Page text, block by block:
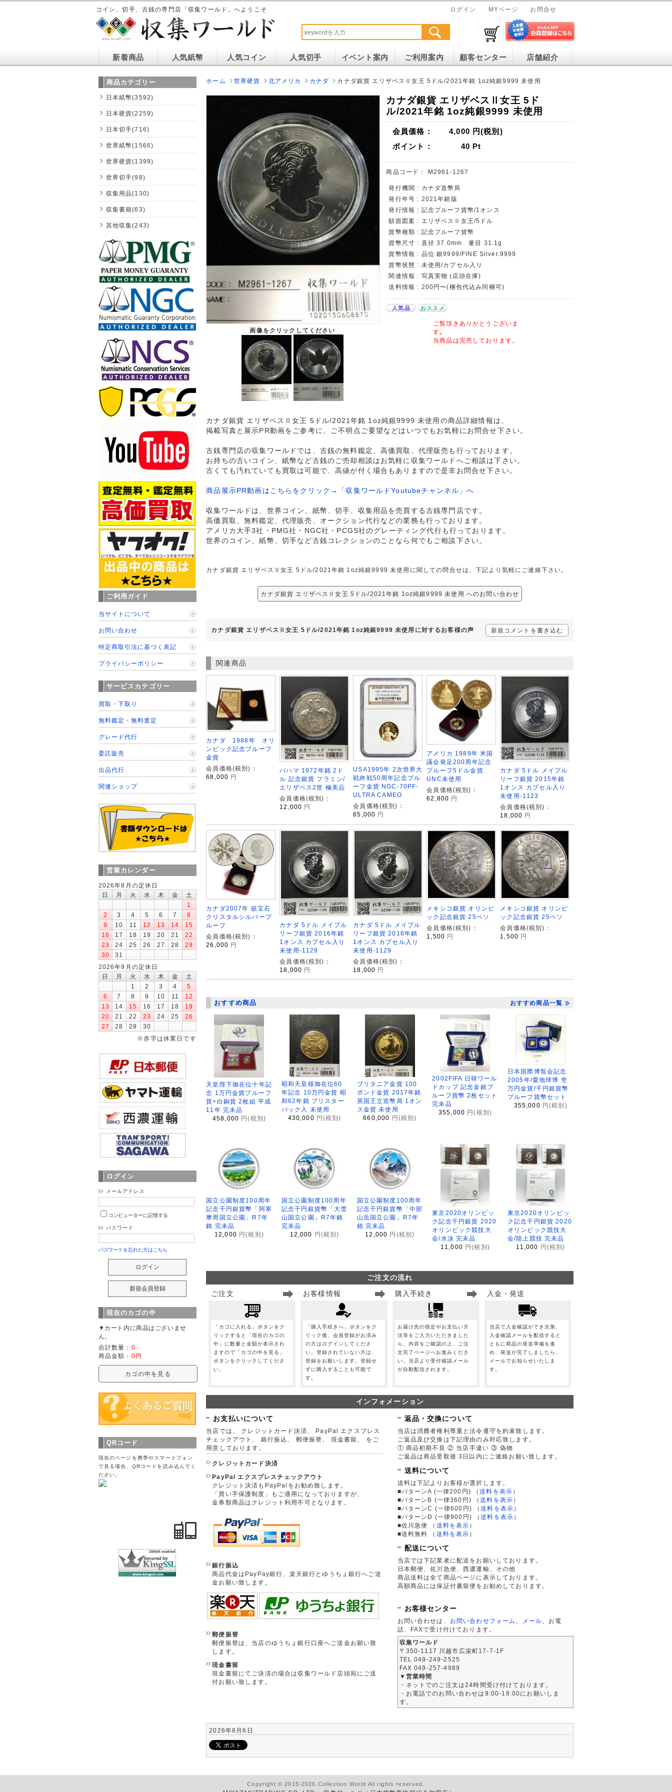
コイン、切手、古銭の専門店「収集ワールド」へようこそ ログイン MYページ お問合せ
新着商品 人気紙幣 人気コイン 人気切手 イベント案内 ご利用案内 顧客センター 店舗紹介
ホーム 世界硬貨 北アメリカ カナダ カナダ銀貨 エリザベスⅡ女王 5ドル/2021年銘 1oz純銀9999 未使用
画像をクリックしてください
カナダ銀貨 エリザベスⅡ女王 5ド
ル/2021年銘 1oz純銀9999 未使用
会員価格： 4,000 円(税別)
ポイント：
40 Pt
商品コード： M2961-1267
発行機関 : カナダ造幣局
発行年号 : 2021年銘版
発行情報 : 記念プルーフ貨幣/1オンス
額面図案 : エリザベスⅡ女王/5ドル
貨幣種類 : 記念プルーフ貨幣
貨幣尺寸 : 直径 37.0mm 量目 31.1g
貨幣情報 : 品位 銀9999/FINE Silver.9999
貨幣状態 : 未使用/カプセル入り
関連情報 : 写真実物 (店頭在庫)
送料情報 : 200円〜(梱包代込み同梱可)
人気品 おススメ
ご覧頂きありがとうございま
す｡
当商品は完売しております。
カナダ銀貨 エリザベスⅡ女王 5ドル/2021年銘 1oz純銀9999 未使用の商品詳細情報は、
掲載写真と展示PR動画をご参考に、ご不明点ご要望などはいつでもお気軽にお問合せ下さい。
古銭専門店の収集ワールドでは、古銭の無料鑑定、高価買取、代理販売も行っております。
お持ちの古いコイン、紙幣など古銭のご売却相談はお気軽に収集ワールドへご相談は下さい。
古くても汚れていても買取は可能で、高値が付く場合もありますので是非お問合せ下さい。
商品展示PR動画はこちらをクリック→「収集ワールドYoutubeチャンネル」へ
収集ワールドは、世界コイン、紙幣、切手、収集用品を売買する古銭専門店です。
高価買取、無料鑑定、代理販売、オークション代行などの業務も行っております。
アメリカ大手3社・PMG社・NGC社・PCGS社のグレーティング代行も行っております。
世界のコイン、紙幣、切手など古銭コレクションのことなら何でもご相談下さい。
カナダ銀貨 エリザベスⅡ女王 5ドル/2021年銘 1oz純銀9999 未使用に関しての問合せは、下記より気軽にご連絡下さい。
カナダ銀貨 エリザベスⅡ女王 5ドル/2021年銘 1oz純銀9999 未使用 へのお問い合わせ
カナダ銀貨 エリザベスⅡ女王 5ドル/2021年銘 1oz純銀9999 未使用に対するお客様の声 新規コメントを書き込む
関連商品
カナダ 1988年 オリ
ンピック記念プルーフ
金貨
会員価格(税別)：
68,000 円
バハマ 1972年銘 2ド
ル 記念銀貨 フラミン/
エリザベス2世 極美品
会員価格(税別)：
12,000 円
USA1995年 2次世界大
戦終戦50周年記念プル
ーフ金貨 NGC-70PF-
ULTRA CAMEO
会員価格(税別)：
65,000 円
アメリカ 1989年 米国
議会発足200周年記念
プルーフ5ドル金貨
UNC未使用
会員価格(税別)：
62,800 円
カナダ 5ドル メイプル
リーフ銀貨 2015年銘
1オンス カプセル入り
未使用-1123
会員価格(税別)：
18,000 円
カナダ2007年 嵌宝石
クリスタルシルバープ
ルーフ
会員価格(税別)：
26,000 円
カナダ 5ドル メイプル
リーフ銀貨 2016年銘
1オンス カプセル入り
未使用-1129
会員価格(税別)：
18,000 円
カナダ 5ドル メイプル
リーフ銀貨 2016年銘
1オンス カプセル入り
未使用-1129
会員価格(税別)：
18,000 円
メキシコ銀貨 オリンピ
ック記念銀貨 25ペソ
会員価格(税別)：
1,500 円
メキシコ銀貨 オリンピ
ック記念銀貨 25ペソ
会員価格(税別)：
1,500 円
おすすめ商品 おすすめ商品一覧
天皇陛下御在位十年記
念 1万円金貨プルーフ
貨+白銅貨 2枚組 平成
11年 完未品
458,000 円(税別)
昭和天皇様御在位60
年記念 10万円金貨 昭
和62年銘 ブリスター
パック入 未使用
430,000 円(税別)
ブリタニア金貨 100
ポンド金貨 2017年銘
英国王立造幣局 1オン
ス金貨 未使用
660,000 円(税別)
2002FIFA 日韓ワール
ドカップ 記念金銀プ
ルーフ貨幣 2枚セット
完未品
355,000 円(税別)
日本国際博覧会記念
2005年/愛地球博 壱
万円金貨/千円銀貨幣
プルーフ貨幣セット
355,000 円(税別)
国立公園制度100周年
記念千円銀貨幣「阿寒
摩周国立公園」R7年
銘 完未品
12,000 円(税別)
国立公園制度100周年
記念千円銀貨幣「大雪
山国立公園」R7年銘
完未品
12,000
円(税別)
国立公園制度100周年
記念千円銀貨幣「中部
山岳国立公園」R7年
銘 完未品
12,000 円(税別)
東京2020オリンピッ
ク記念千円銀貨 2020
オリンピック競技大
会/水泳 完未品
11,000 円(税別)
東京2020オリンピッ
ク記念千円銀貨 2020
オリンピック競技大
会/陸上競技 完未品
11,000
円(税別)
ご注文の流れ
ご注文
「カゴに入れる」ボタンをク
リックすると「現在のカゴの
中」に数量と金額が表示され
ますので「カゴの中を見る」
ボタンをクリックしてくださ
い。
お客様情報
「購入手続きへ」ボタンをク
リック後、会員登録がお済み
の方はログインしてくださ
い。登録されていない方は、
登録をお願いします。登録せ
ずに購入することも可能で
す。
購入手続き
お届け先の指定やお支払い方
法等をご入力いただきました
ら、内容をご確認の上、ご注
文完了ページへお進みくださ
い。当店より受付確認メール
が自動配信されます。
入金・発送
当店で入金確認ができ次第、
入金確認メールを配信すると
ともに商品の発送準備を進
め、発送が完了しましたら、
メールでお知らせいたしま
す。
インフォメーション
お支払いについて
当店では、 クレジットカード決済、 PayPal エクスプレス
チェックアウト、 銀行振込、 郵便振替、 現金書留、 をご
用意しております。
クレジットカード決済
PayPal エクスプレスチェックアウト
クレジット決済もPayPalをお勧め致します。
「買い手保護制度」もご適用になっておりますが、
金券類商品はクレジット利用不可となります。
銀行振込
商品代金はPayPay銀行、楽天銀行とゆうちょ銀行へご送
金お願い致します。
郵便振替
郵便振替は、当店のゆうちょ銀行口座へご送金お願い致
します。
現金書留
現金書留にてご決済の場合は収集ワールド店頭宛にご送
付お願い致します。
返品・交換について
当店は消費者権利尊重と法令遵守を約束致します。
ご返品及び交換は下記理由のみ対応致します。
① 商品初期不良 ② 当店手違い ③ 偽物
ご返品は商品受取後 3日以内にご連絡お願い致します。
送料について
送料は下記よりお客様が選択します。
■パターンA (一律200円)
（送料を表示 ）
■パターンB (一律360円)
（送料を表示 ）
■パターンC (一律600円)
（送料を表示 ）
■パターンD (一律900円)
（送料を表示 ）
■佐川急便
（ 送料を表示 ）
■送料無料
（ 送料を表示 ）
配送について
当店では下記業者に配送をお願いしております。
日本郵便、佐川急便、西濃運輸、その他
商品送料は全て商品ページに表示しております。
高額商品には保証付書留便をお勧めしております。
お客様センター
お問い合わせは、 お問い合わせフォーム メール 、お電
話、FAXで受け付けております。
収集ワールド
〒350-1117 川越市広栄町17-7-1F
TEL 049-249-2525
FAX 049-257-4989
▼営業時間
・ネットでのご注文は24時間受け付けております。
・お電話でのお問い合わせは9:00-18:00にお願いしま
す。
2026年8月6日
商品カテゴリー
日本紙幣(3592)
日本硬貨(2259)
日本切手(716)
世界紙幣(1566)
世界硬貨(1399)
世界切手(98)
収集用品(130)
収集書籍(63)
其他収集(243)
ご利用ガイド
当サイトについて
お問い合わせ
特定商取引法に基づく表記
プライバシーポリシー
サービスカテゴリー
買取・下取り
無料鑑定・無料査定
グレード代行
委託販売
出品代行
関連ショップ
営業カレンダー
2026年8月の定休日
日
月 火 水 木 金
土
1
2
3 4 5 6 7
8
9
10 11 12 13 14
15
16
17 18 19 20 21
22
23
24 25 26 27 28
29
30
31
2026年9月の定休日
日
月 火 水 木 金
土
1
2 3 4
5
6
7 8 9 10 11
12
13
14 15 16 17 18
19
20
21 22 23 24 25
26
27
28 29
30
※赤字は休業日です
ログイン
メールアドレス
コンピューターに記憶する
パスワード
パスワードを忘れた方はこちら
現在のカゴの中
▼カート内に商品はございませ
ん。
合計数量： 0
商品金額： 0円
カゴの中を見る
QRコード
現在のページを携帯やスマートフォン
で見る場合、QRコードを読み込んでく
ださい。
Copyright © 2015-2026 Collection World All rights reserved.